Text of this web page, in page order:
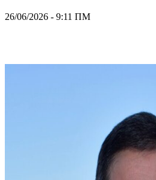
26/06/2026 - 9:11 ΠΜ